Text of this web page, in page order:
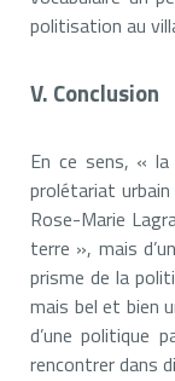
politisation au
V. Conclusion
En ce sens, «
prolétariat
Rose-Marie
terre », mais
prisme de la
mais bel et bien
d’une politique
rencontrer dans